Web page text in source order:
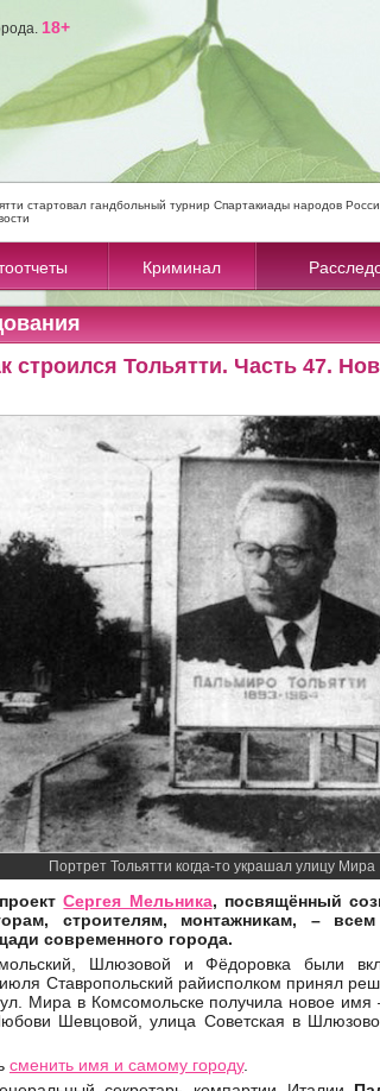
18+
стартовал гандбольный турнир Спартакиады народов
Криминал
строился Тольятти. Часть 47.
Портрет Тольятти когда-то украшал улицу Мира
Сергея Мельника, посвящённый
строителям, монтажникам, –
современного города.
Шлюзовой и Фёдоровка были
Ставропольский райисполком принял
Мира в Комсомольске получила новое имя
Шевцовой, улица Советская в
сменить имя и самому городу.